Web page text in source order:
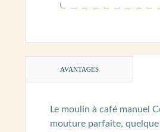
AVANTAGES
Le moulin à café manuel
mouture parfaite,